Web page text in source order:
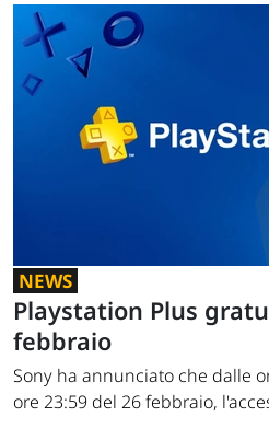
NEWS
Playstation Plus
febbraio
Sony ha annunciato che dalle
ore 23:59 del 26 febbraio,